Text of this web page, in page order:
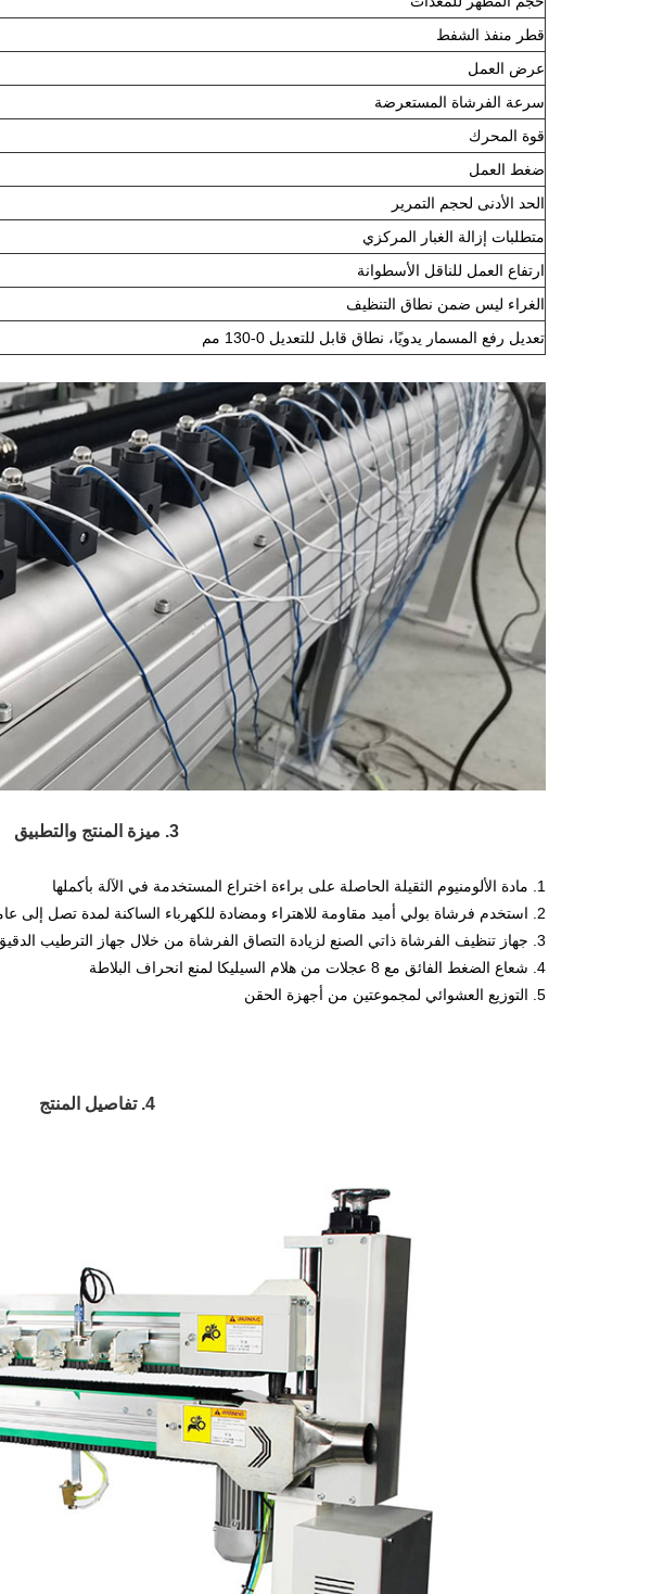
قطر منفذ الشفط
عرض العمل
سرعة الفرشاة المستعرضة
قوة المحرك
ضغط العمل
الحد الأدنى لحجم التمرير
متطلبات إزالة الغبار المركزي
ارتفاع العمل للناقل الأسطوانة
الغراء ليس ضمن نطاق التنظيف
تعديل رفع المسمار يدويًا، نطاق قابل للتعديل 0-130 مم
3. ميزة المنتج والتطبيق
1. مادة الألومنيوم الثقيلة الحاصلة على براءة اختراع المستخدمة في الآلة بأكملها
2. استخدم فرشاة بولي أميد مقاومة للاهتراء ومضادة للكهرباء الساكنة لمدة تصل إلى عامين.
3. جهاز تنظيف الفرشاة ذاتي الصنع لزيادة التصاق الفرشاة من خلال جهاز الترطيب الدقيق
4. شعاع الضغط الفائق مع 8 عجلات من هلام السيليكا لمنع انحراف البلاطة
5. التوزيع العشوائي لمجموعتين من أجهزة الحقن
4. تفاصيل المنتج